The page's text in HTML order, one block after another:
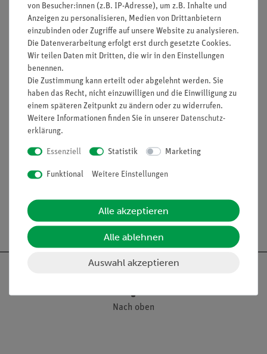
Befestigungsöse für Kette oder Kabel schützen vor
unbefugten Standortveränderung oder Diebstahl
Langlebige, chemisch beständige Gehäuseoberfläche
macht die Reinigung zu einer Leichtigkeit
Wählbare Gewichtseinheiten: Gram, kilogram, carat,
pound, ounce, troy ounce, Hong Kong tael, Singapore
tael, Taiwan tael, grain, pennyweights, milligram, parts
per pound, China tael, mommes, Austrian carat, tola,
baht, mesghal and Newton
Media / Downloads
Versandkostenfrei ab 300,- €
Nach oben
von Besucher:innen (z.B. IP-Adresse), um z.B. Inhalte und
Anzeigen zu personalisieren, Medien von Drittanbietern
einzubinden oder Zugriffe auf unsere Website zu analysieren.
Die Datenverarbeitung erfolgt erst durch gesetzte Cookies.
Wir teilen Daten mit Dritten, die wir in den Einstellungen
benennen.
Die Zustimmung kann erteilt oder abgelehnt werden. Sie
haben das Recht, nicht einzuwilligen und die Einwilligung zu
einem späteren Zeitpunkt zu ändern oder zu widerrufen.
Weitere Informationen finden Sie in unserer Daten­schutz­
erklärung.
Essenziell Statistik Marketing
Funktional Weitere Einstellungen
Alle akzeptieren
Alle ablehnen
Auswahl akzeptieren